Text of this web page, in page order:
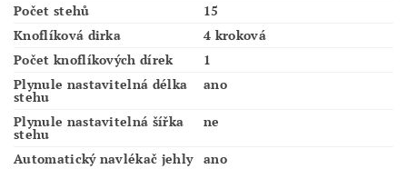
Počet stehů
15
Knoflíková dirka
4 kroková
Počet knoflíkových dírek
1
Plynule nastavitelná délka
stehu
ano
Plynule nastavitelná šířka
stehu
ne
Automatický navlékač jehly
ano